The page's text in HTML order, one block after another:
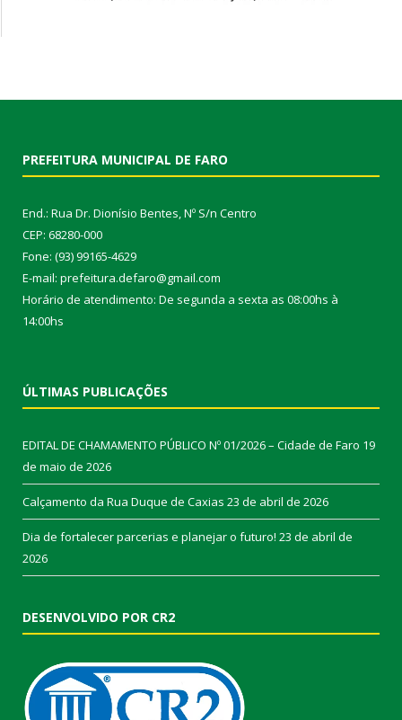
PREFEITURA MUNICIPAL DE FARO
End.: Rua Dr. Dionísio Bentes, Nº S/n Centro
CEP: 68280-000
Fone: (93) 99165-4629
E-mail: prefeitura.defaro@gmail.com
Horário de atendimento: De segunda a sexta as 08:00hs à
14:00hs
ÚLTIMAS PUBLICAÇÕES
EDITAL DE CHAMAMENTO PÚBLICO Nº 01/2026 – Cidade de Faro 19
de maio de 2026
Calçamento da Rua Duque de Caxias 23 de abril de 2026
Dia de fortalecer parcerias e planejar o futuro! 23 de abril de
2026
DESENVOLVIDO POR CR2